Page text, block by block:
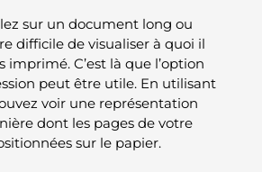
sur un document long ou
difficile de visualiser à quoi il
imprimé. C’est là que l’option
peut être utile. En utilisant
voir une représentation
dont les pages de votre
sur le papier.